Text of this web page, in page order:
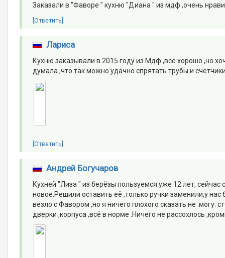
Заказали в "Фаворе " кухню "Диана " из мдф ,очень
[Ответить]
Лариса
Кухню заказывали в 2015 году из Мдф ,всё хорошо ,но
думала ,что так можно удачно спрятать трубы и
[Ответить]
Андрей Богучаров
Кухней "Лиза " из берёзы пользуемся уже 12 лет,
новое.Решили оставить её ,только ручки заменили,у
везло с Фавором ,но я ничего плохого сказать не .могу.
дверки ,корпуса ,всё в норме .Ничего не рассохлось